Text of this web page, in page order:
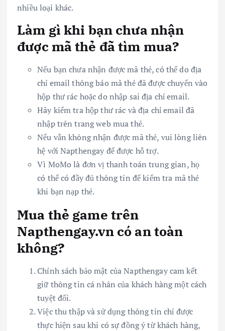
nhiều loại khác.
Làm gì khi bạn chưa nhận
được mã thẻ đã tìm mua?
Nếu bạn chưa nhận được mã thẻ, có thể do địa
chỉ email thông báo mã thẻ đã được chuyển vào
hộp thư rác hoặc do nhập sai địa chỉ email.
Hãy kiểm tra hộp thư rác và địa chỉ email đã
nhập trên trang web mua thẻ.
Nếu vẫn không nhận được mã thẻ, vui lòng liên
hệ với Napthengay để được hỗ trợ.
Vì MoMo là đơn vị thanh toán trung gian, họ
có thể có đầy đủ thông tin để kiểm tra mã thẻ
khi bạn nạp thẻ.
Mua thẻ game trên
Napthengay.vn có an toàn
không?
Chính sách bảo mật của Napthengay cam kết
giữ thông tin cá nhân của khách hàng một cách
tuyệt đối.
Việc thu thập và sử dụng thông tin chỉ được
thực hiện sau khi có sự đồng ý từ khách hàng,